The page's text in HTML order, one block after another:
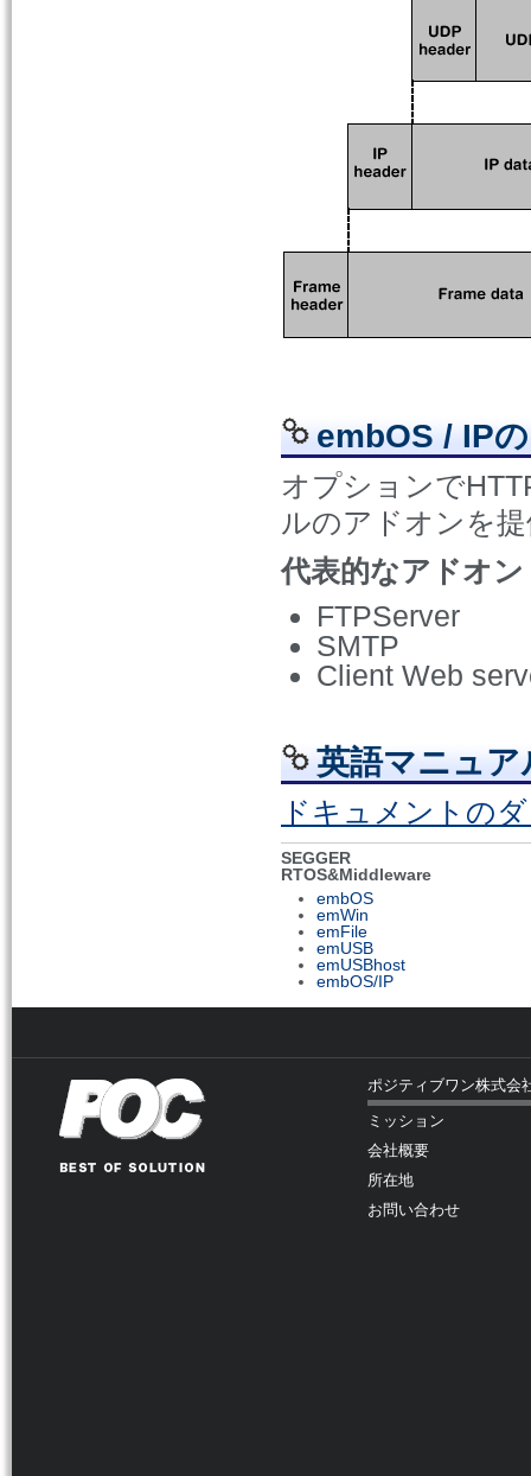
embOS / IP
オプションで
ルのアドオンを
代表的なアドオン
FTPServer
SMTP
Client Web
英語マニュア
ドキュメントの
SEGGER
RTOS&Middleware
embOS
emWin
emFile
emUSB
emUSBhost
embOS/IP
ポジティブワン株式会
ミッション
会社概要
所在地
お問い合わせ